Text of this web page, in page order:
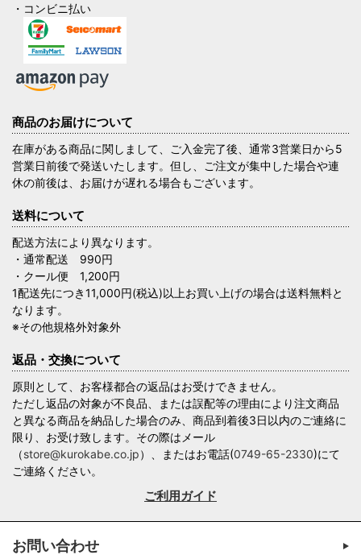
・コンビニ払い
商品のお届けについて
在庫がある商品に関しまして、ご入金完了後、通常3営業日から5
営業日前後で発送いたします。但し、ご注文が集中した場合や連
休の前後は、お届けが遅れる場合もございます。
送料について
配送方法により異なります。
・通常配送 990円
・クール便 1,200円
1配送先につき11,000円(税込)以上お買い上げの場合は送料無料と
なります。
※その他規格外対象外
返品・交換について
原則として、お客様都合の返品はお受けできません。
ただし返品の対象が不良品、または誤配等の理由により注文商品
と異なる商品を納品した場合のみ、商品到着後3日以内のご連絡に
限り、お受け致します。その際はメール
（store@kurokabe.co.jp）、またはお電話(0749-65-2330)にて
ご連絡ください。
ご利用ガイド
お問い合わせ